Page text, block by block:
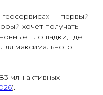
геосервисах — первый
хочет получать
площадки, где
максимального
млн активных
).